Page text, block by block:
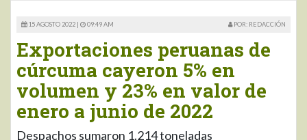
15 AGOSTO 2022 | 09:49 AM POR: REDACCIÓN
Exportaciones peruanas de
cúrcuma cayeron 5% en
volumen y 23% en valor de
enero a junio de 2022
Despachos sumaron 1.214 toneladas